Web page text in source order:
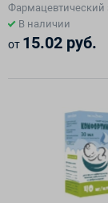
В наличии
от 15.02 руб.